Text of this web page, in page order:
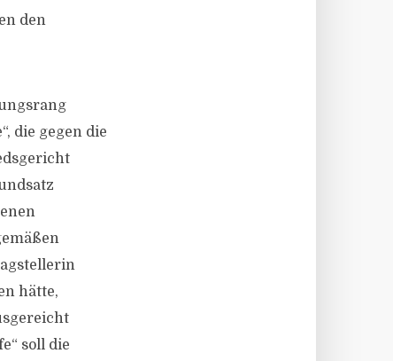
den
die gegen die
hätte,
soll die